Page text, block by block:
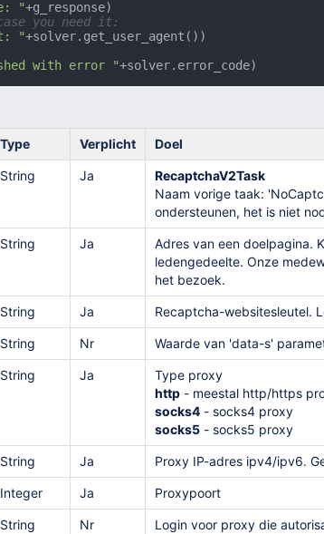
"+g_response)
you need it:
"
with error "+solver.error_code)
Type Verplicht Doel
String Ja
RecaptchaV2Task
Naam vorige taak:
ondersteunen, het is niet
String Ja
Adres van een doelpagina.
ledengedeelte. Onze
het bezoek.
String Ja Recaptcha-websitesleutel.
String Nr Waarde van 'data-s'
String Ja
Type proxy
http - meestal http/https
socks4 - socks4 proxy
socks5 - socks5 proxy
String Ja Proxy IP-adres ipv4/ipv6.
Integer Ja Proxypoort
String Nr Login voor proxy die